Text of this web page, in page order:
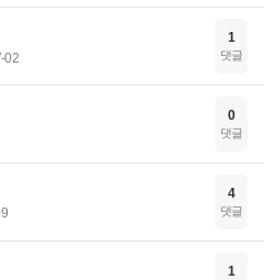
02
1
댓글
0
댓글
4
댓글
1